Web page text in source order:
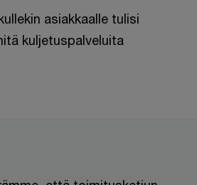
asiakkaalle tulisi
kuljetuspalveluita